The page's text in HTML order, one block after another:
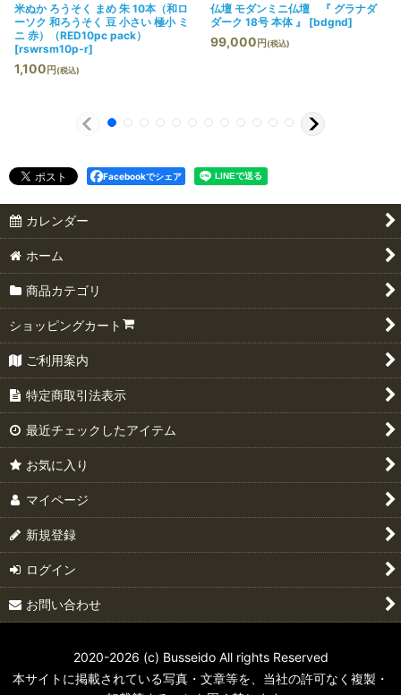
米ぬか ろうそく まめ 朱 10本（和ロ
ーソク 和ろうそく 豆 小さい 極小 ミ
ニ 赤）（RED10pc pack）
[rswrsm10p-r]
1,100 円 (税込)
仏壇 モダンミニ仏壇 『 グラナダ
ダーク 18号 本体 』
[bdgnd]
99,000 円 (税込)
Facebookでシェア
カレンダー
ホーム
商品カテゴリ
ショッピングカート
ご利用案内
特定商取引法表示
最近チェックしたアイテム
お気に入り
マイページ
新規登録
ログイン
お問い合わせ
2020-2026 (c) Busseido All rights Reserved
本サイトに掲載されている写真・文章等を、当社の許可なく複製・